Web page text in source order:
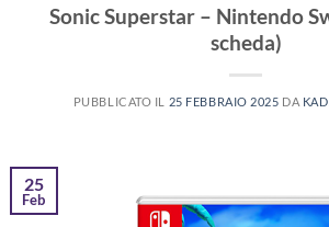
Sonic Superstar – Nintendo
scheda)
PUBBLICATO IL 25 FEBBRAIO 2025 DA
25
Feb